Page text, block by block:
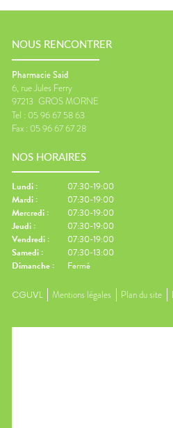
NOUS RENCONTRER
Pharmacie Said
6, rue Jules Ferry
97213 GROS MORNE
Tel : 05 96 67 58 63
Fax : 05 96 67 67 28
NOS HORAIRES
Lundi :
07:30-19:00
Mardi :
07:30-19:00
Mercredi :
07:30-19:00
Jeudi :
07:30-19:00
Vendredi :
07:30-19:00
Samedi :
07:30-13:00
Dimanche : Fermé
CGUVL Mentions légales Plan du site